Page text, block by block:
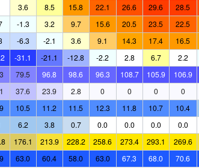
3.6 8.5 15.8 22.1 26.6 29.6 28.5
-1.3 3.2 9.7 15.6 20.5 23.5 22.5
-6.3 -2.1 3.6 9.1 14.3 17.4 16.5
-31.1 -21.1 -12.8 -2.2 2.8 6.7 2.2
79.5 96.8 98.6 96.3 108.7 105.9 106.9
37.6 23.9 2.8 0 0 0 0
10.5 11.2 11.5 12.3 11.8 10.7 10.4
6.2 3.8 0.7 0.0 0.0 0.0 0.0
176.1 213.9 228.2 258.6 273.4 293.1 269.6
63.0 60.4 58.0 63.0 67.3 68.0 70.6